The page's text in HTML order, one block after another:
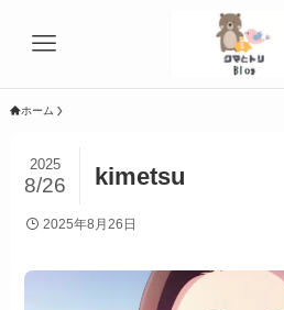
ホーム
kimetsu
2025
8/26
2025年8月26日